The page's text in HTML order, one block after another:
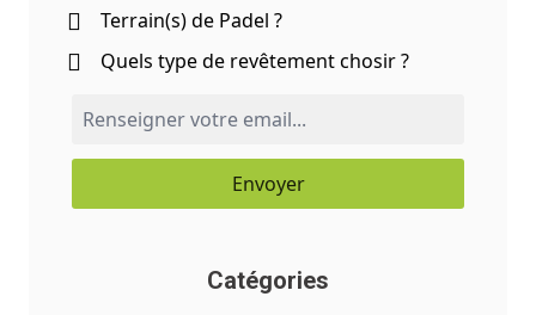
Terrain(s) de Padel ?
Quels type de revêtement chosir ?
Envoyer
Catégories